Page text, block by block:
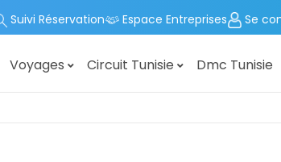
Suivi Réservation Espace Entreprises Se
Voyages Circuit Tunisie Dmc Tunisie